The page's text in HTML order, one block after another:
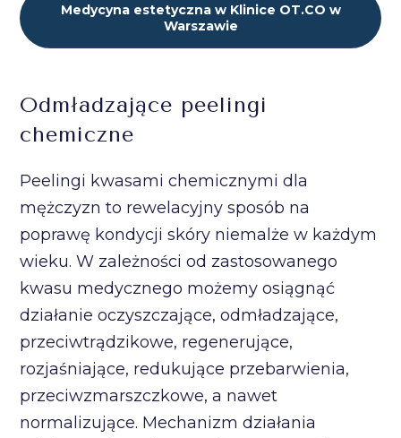
Medycyna estetyczna w Klinice OT.CO w
Warszawie
Odmładzające peelingi
chemiczne
Peelingi kwasami chemicznymi dla
mężczyzn to rewelacyjny sposób na
poprawę kondycji skóry niemalże w każdym
wieku. W zależności od zastosowanego
kwasu medycznego możemy osiągnąć
działanie oczyszczające, odmładzające,
przeciwtrądzikowe, regenerujące,
rozjaśniające, redukujące przebarwienia,
przeciwzmarszczkowe, a nawet
normalizujące. Mechanizm działania